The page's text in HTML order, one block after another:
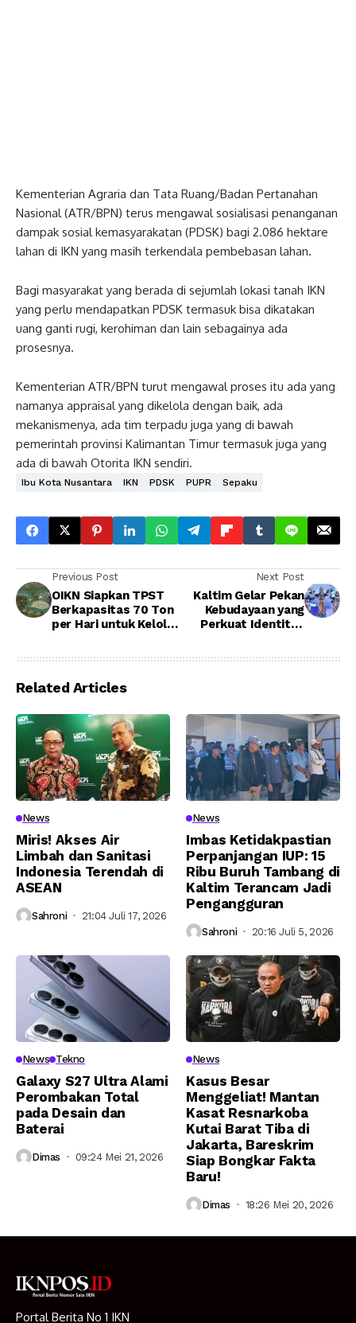
Kementerian Agraria dan Tata Ruang/Badan Pertanahan
Nasional (ATR/BPN) terus mengawal sosialisasi penanganan
dampak sosial kemasyarakatan (PDSK) bagi 2.086 hektare
lahan di IKN yang masih terkendala pembebasan lahan.
Bagi masyarakat yang berada di sejumlah lokasi tanah IKN
yang perlu mendapatkan PDSK termasuk bisa dikatakan
uang ganti rugi, kerohiman dan lain sebagainya ada
prosesnya.
Kementerian ATR/BPN turut mengawal proses itu ada yang
namanya appraisal yang dikelola dengan baik, ada
mekanismenya, ada tim terpadu juga yang di bawah
pemerintah provinsi Kalimantan Timur termasuk juga yang
ada di bawah Otorita IKN sendiri.
Ibu Kota Nusantara IKN PDSK PUPR Sepaku
Previous Post
OIKN Siapkan TPST
Berkapasitas 70 Ton
per Hari untuk Kelola
Next Post
Kaltim Gelar Pekan
Kebudayaan yang
Perkuat Identitas
Related Articles
News
Miris! Akses Air
Limbah dan Sanitasi
Indonesia Terendah di
ASEAN
Sahroni 21:04 Juli 17, 2026
News
Imbas Ketidakpastian
Perpanjangan IUP: 15
Ribu Buruh Tambang di
Kaltim Terancam Jadi
Pengangguran
Sahroni 20:16 Juli 5, 2026
News Tekno
Galaxy S27 Ultra Alami
Perombakan Total
pada Desain dan
Baterai
Dimas 09:24 Mei 21, 2026
News
Kasus Besar
Menggeliat! Mantan
Kasat Resnarkoba
Kutai Barat Tiba di
Jakarta, Bareskrim
Siap Bongkar Fakta
Baru!
Dimas 18:26 Mei 20, 2026
Portal Berita No 1 IKN